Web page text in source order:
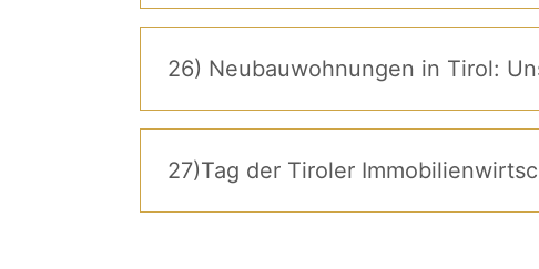
26) Neubauwohnungen in Tirol:
27)Tag der Tiroler